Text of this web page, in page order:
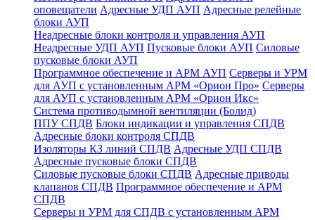
оповещатели Адресные УДП АУП Адресные релейные
блоки АУП
Неадресные блоки контроля и управления АУП
Неадресные УДП АУП Пусковые блоки АУП Силовые
пусковые блоки АУП
Программное обеспечение и АРМ АУП Серверы и УРМ
для АУП с установленным АРМ «Орион Про» Серверы
для АУП с установленным АРМ «Орион Икс»
Система противодымной вентиляции (Болид)
ППУ СПДВ Блоки индикации и управления СПДВ
Адресные блоки контроля СПДВ
Изоляторы КЗ линий СПДВ Адресные УДП СПДВ
Адресные пусковые блоки СПДВ
Силовые пусковые блоки СПДВ Адресные приводы
клапанов СПДВ Программное обеспечение и АРМ
СПДВ
Серверы и УРМ для СПДВ с установленным АРМ